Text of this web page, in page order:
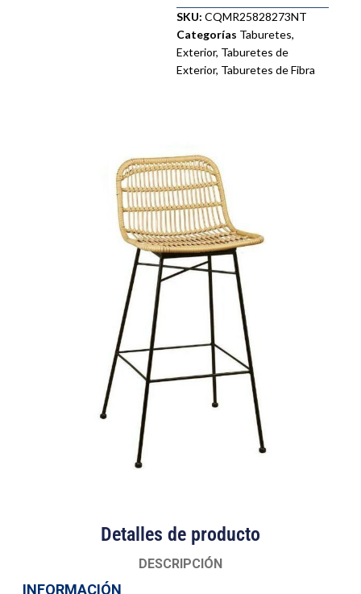
SKU: CQMR25828273NT
Categorías Taburetes,
Exterior, Taburetes de
Exterior, Taburetes de Fibra
Detalles de producto
DESCRIPCIÓN
INFORMACIÓN